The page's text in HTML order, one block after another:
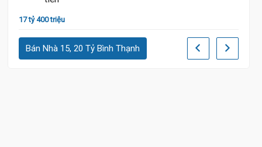
17 tỷ 400 triệu
Bán Nhà 15, 20 Tỷ Bình Thạnh